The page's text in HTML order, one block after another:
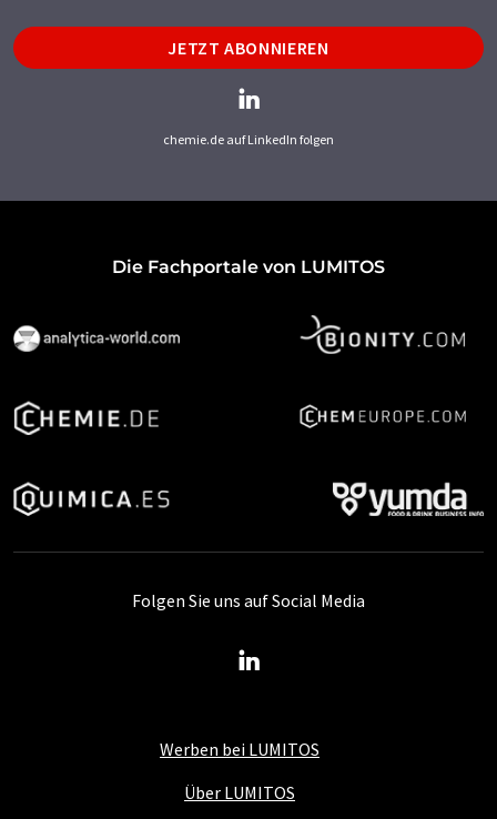
JETZT ABONNIEREN
chemie.de auf LinkedIn folgen
Die Fachportale von LUMITOS
Werben bei LUMITOS
Über LUMITOS
Folgen Sie uns auf Social Media